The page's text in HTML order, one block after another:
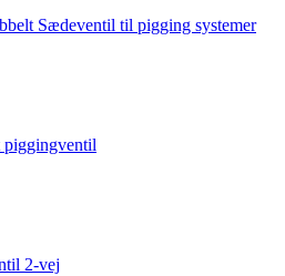
Sædeventil til pigging systemer
2-vej